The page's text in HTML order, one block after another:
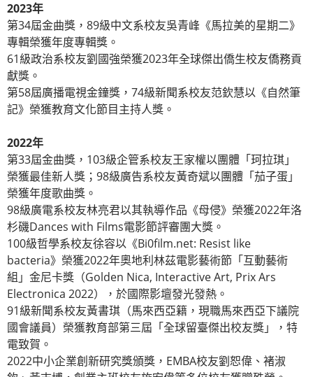
2023年
第34屆金曲獎，89級中文系校友吳青峰《馬拉美的星期二》
專輯榮獲年度專輯獎。
61級政治系校友劉國強榮獲2023年全球傑出僑生校友僑務貢
獻獎。
第58屆廣播電視金鐘獎，74級新聞系校友范欽慧以《自然筆
記》榮獲教育文化節目主持人獎。
2022年
第33屆金曲獎，103級企管系校友王家權以團體「珂拉琪」
榮獲最佳新人獎；98級廣告系校友黃奇斌以團體「茄子蛋」
榮獲年度歌曲獎。
98級廣電系校友林亮君以其執導作品《母侵》榮獲2022年洛
杉磯Dances with Films電影節評審團大獎。
100級哲學系校友徐容以《Bi0film.net: Resist like
bacteria》榮獲2022年奧地利林茲電影藝術節「互動藝術
組」金尼卡獎（Golden Nica, Interactive Art, Prix Ars
Electronica 2022），於國際影壇發光發熱。
91級新聞系校友黃書琪（馬來西亞籍，現職馬來西亞下議院
國會議員）榮獲教育部第三屆「全球留臺傑出校友獎」，特
電致賀。
2022中小企業創新研究獎頒獎，EMBA校友劉恕偉、褚淑